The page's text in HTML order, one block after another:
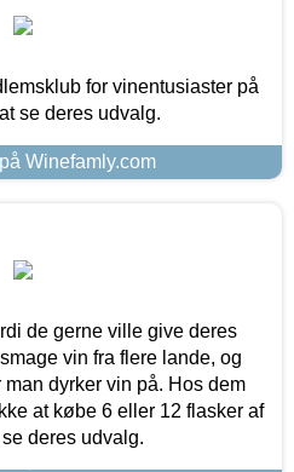
for vinentusiaster på
se deres udvalg.
Winefamly.com
de gerne ville give deres
vin fra flere lande, og
dyrker vin på. Hos dem
at købe 6 eller 12 flasker af
deres udvalg.